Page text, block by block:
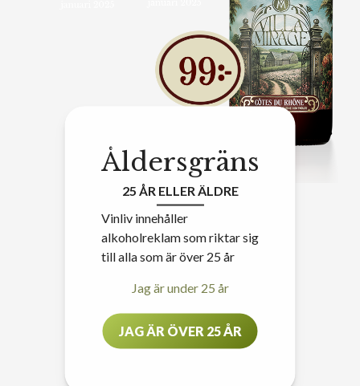
Åldersgräns
25 ÅR ELLER ÄLDRE
Vinliv innehåller
alkoholreklam som riktar sig
till alla som är över 25 år
Jag är under 25 år
JAG ÄR ÖVER 25 ÅR